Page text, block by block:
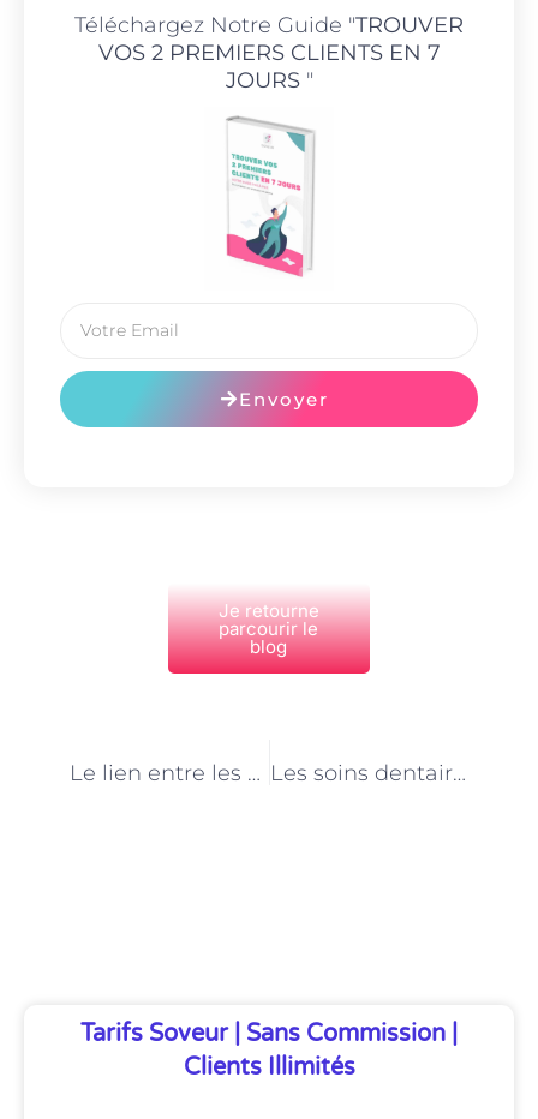
Téléchargez Notre Guide "TROUVER
VOS 2 PREMIERS CLIENTS EN 7
JOURS"
Envoyer
Je retourne
parcourir le
blog
Le lien entre les cliniques vétérinaires et les refuges pour animaux à Paris Les soins dentaires pour animaux dans les cliniques vétérinaires de Paris
Tarifs Soveur | Sans Commission |
Clients Illimités